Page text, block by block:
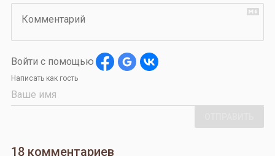
Комментарий
Войти с помощью
Написать как гость
18 комментариев